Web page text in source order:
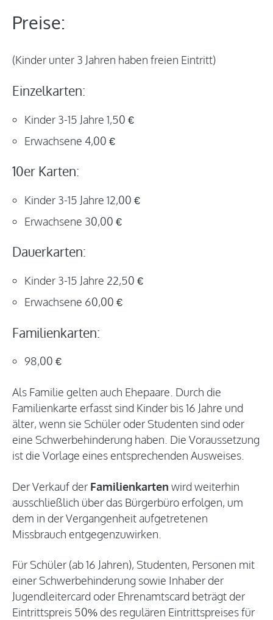
Preise:
(Kinder unter 3 Jahren haben freien Eintritt)
Einzelkarten:
Kinder 3-15 Jahre 1,50 €
Erwachsene 4,00 €
10er Karten:
Kinder 3-15 Jahre 12,00 €
Erwachsene 30,00 €
Dauerkarten:
Kinder 3-15 Jahre 22,50 €
Erwachsene 60,00 €
Familienkarten:
98,00 €
Als Familie gelten auch Ehepaare. Durch die
Familienkarte erfasst sind Kinder bis 16 Jahre und
älter, wenn sie Schüler oder Studenten sind oder
eine Schwerbehinderung haben. Die Voraussetzung
ist die Vorlage eines entsprechenden Ausweises.
Der Verkauf der Familienkarten wird weiterhin
ausschließlich über das Bürgerbüro erfolgen, um
dem in der Vergangenheit aufgetretenen
Missbrauch entgegenzuwirken.
Für Schüler (ab 16 Jahren), Studenten, Personen mit
einer Schwerbehinderung sowie Inhaber der
Jugendleitercard oder Ehrenamtscard beträgt der
Eintrittspreis 50% des regulären Eintrittspreises für